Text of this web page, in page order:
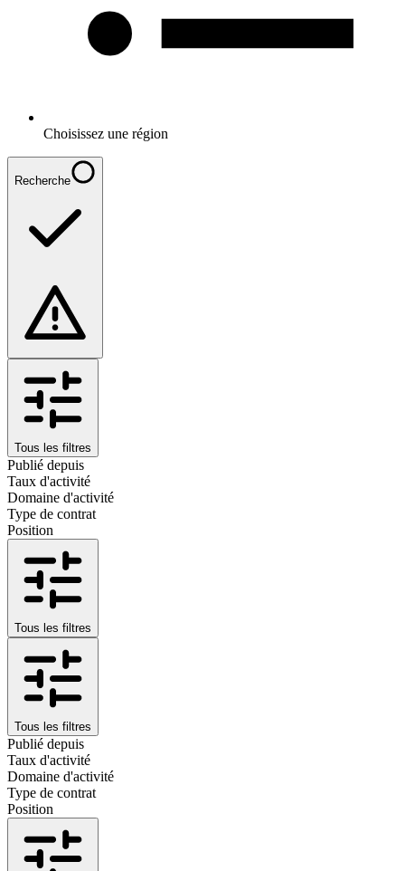
Choisissez une région
Recherche
Tous les filtres
Publié depuis
Taux d'activité
Domaine d'activité
Type de contrat
Position
Tous les filtres
Tous les filtres
Publié depuis
Taux d'activité
Domaine d'activité
Type de contrat
Position